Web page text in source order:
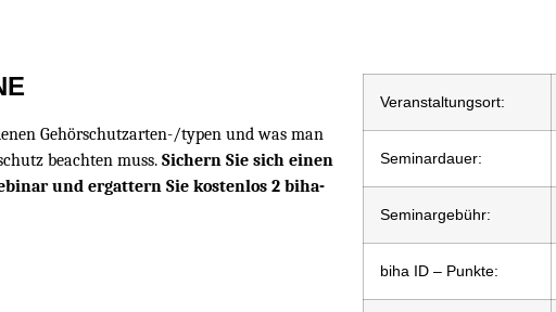
Gehörschutzarten-/typen und was man
beachten muss. Sichern Sie sich einen
und ergattern Sie kostenlos 2 biha-
Veranstaltungsort:
Seminardauer:
Seminargebühr:
biha ID – Punkte: